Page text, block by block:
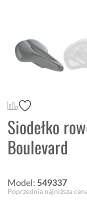
Siodełko
Boulevard
Model: 549337
Poprzednia najniższa